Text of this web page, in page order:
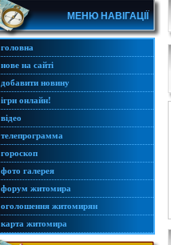
МЕНЮ НАВІГАЦІЇ
головна
нове на сайті
добавити новину
ігри онлайн!
відео
телепрограмма
гороскоп
фото галерея
форум житомира
оголошення житомирян
карта житомира